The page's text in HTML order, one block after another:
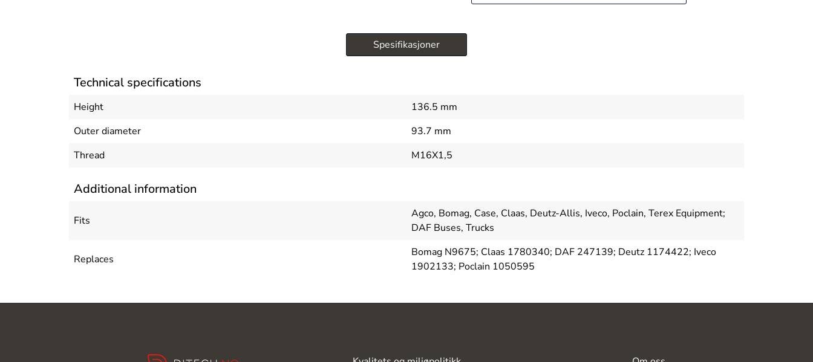
Spesifikasjoner
Technical specifications
Height
136.5 mm
Outer diameter
93.7 mm
Thread
M16X1,5
Additional information
Fits
Agco, Bomag, Case, Claas, Deutz-Allis, Iveco, Poclain, Terex Equipment;
DAF Buses, Trucks
Replaces
Bomag N9675; Claas 1780340; DAF 247139; Deutz 1174422; Iveco
1902133; Poclain 1050595